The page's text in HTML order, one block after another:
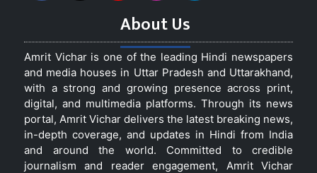
About Us
Amrit Vichar is one of the leading Hindi newspapers
and media houses in Uttar Pradesh and Uttarakhand,
with a strong and growing presence across print,
digital, and multimedia platforms. Through its news
portal, Amrit Vichar delivers the latest breaking news,
in-depth coverage, and updates in Hindi from India
and around the world. Committed to credible
journalism and reader engagement, Amrit Vichar